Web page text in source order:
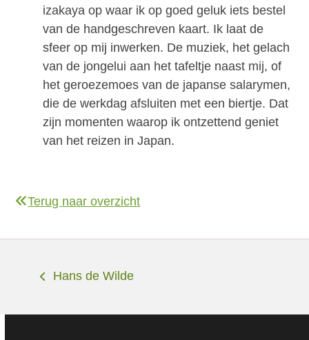
izakaya op waar ik op goed geluk iets bestel
van de handgeschreven kaart. Ik laat de
sfeer op mij inwerken. De muziek, het gelach
van de jongelui aan het tafeltje naast mij, of
het geroezemoes van de japanse salarymen,
die de werkdag afsluiten met een biertje. Dat
zijn momenten waarop ik ontzettend geniet
van het reizen in Japan.
Terug naar overzicht
previous
Hans de Wilde